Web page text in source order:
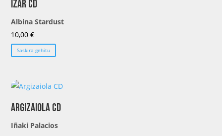
Izar CD
Albina Stardust
10,00€
Saskira gehitu
Argizaiola CD
Iñaki Palacios